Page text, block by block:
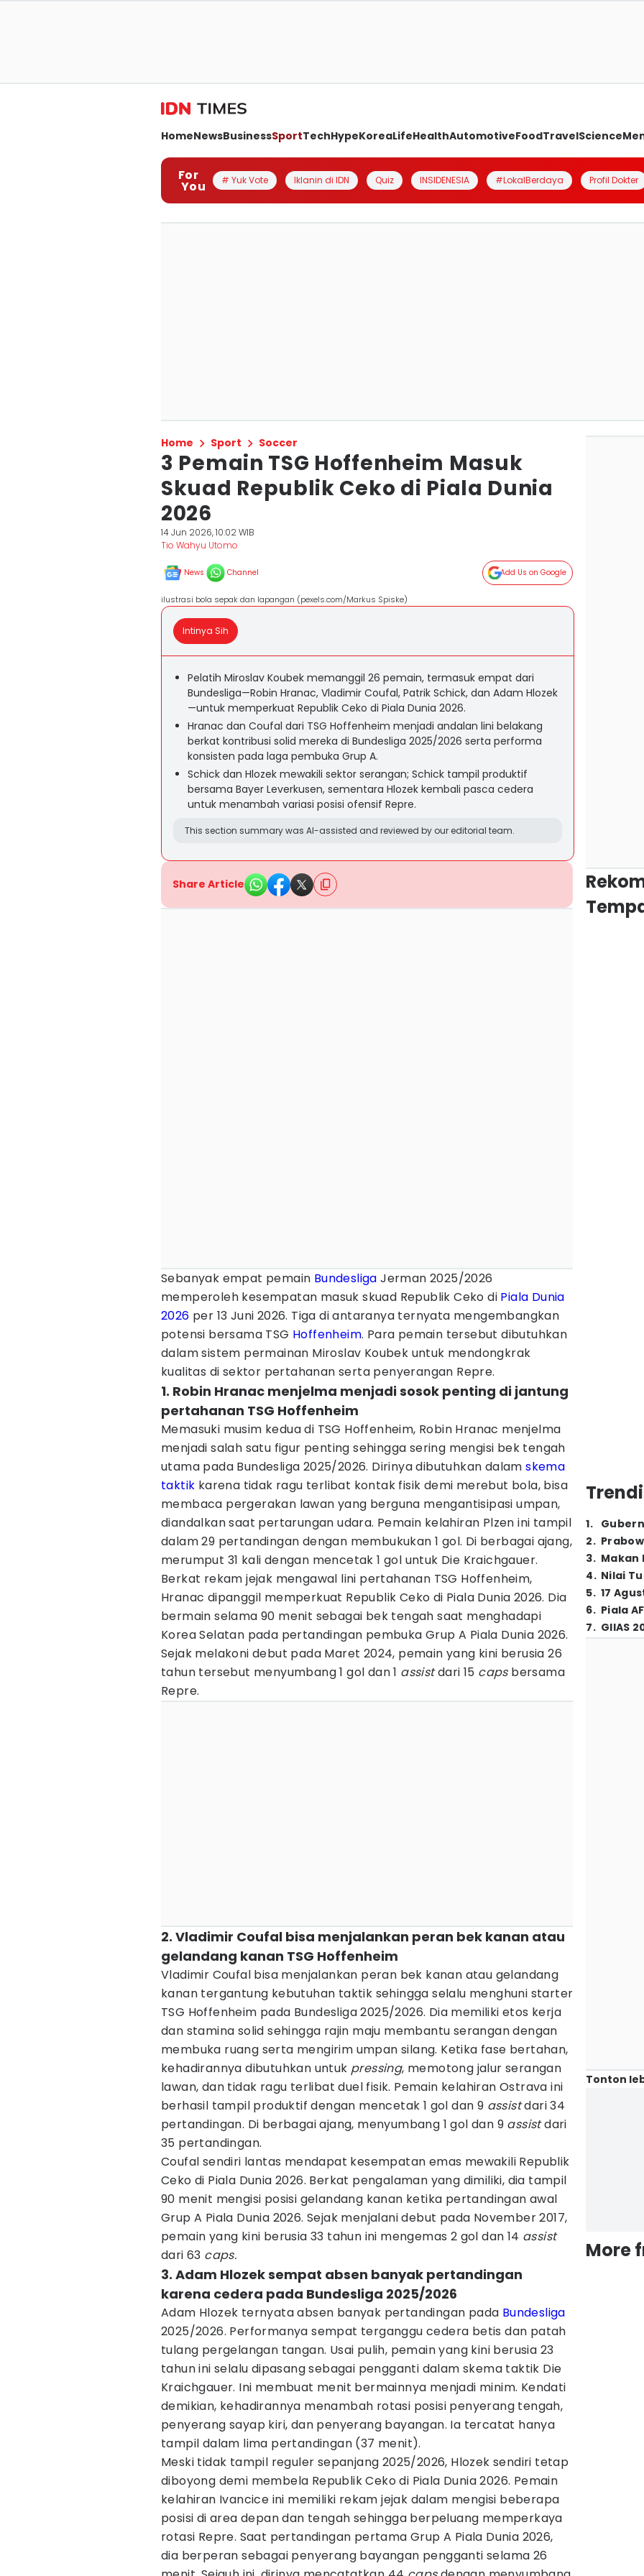
HomeNewsBusinessSportTechHypeKoreaLifeHealthAutomotiveFoodTravelScience
For
You # Yuk Vote Iklanin di IDN Quiz INSIDENESIA #LokalBerdaya Profil Dokter
Home Sport Soccer
3 Pemain TSG Hoffenheim Masuk
Skuad Republik Ceko di Piala Dunia
2026
14 Jun 2026, 10:02 WIB
Tio Wahyu Utomo
News Channel Add Us on Google
ilustrasi bola sepak dan lapangan (pexels.com/Markus Spiske)
Intinya Sih
Pelatih Miroslav Koubek memanggil 26 pemain, termasuk empat dari
Bundesliga—Robin Hranac, Vladimir Coufal, Patrik Schick, dan Adam Hlozek
—untuk memperkuat Republik Ceko di Piala Dunia 2026.
Hranac dan Coufal dari TSG Hoffenheim menjadi andalan lini belakang
berkat kontribusi solid mereka di Bundesliga 2025/2026 serta performa
konsisten pada laga pembuka Grup A.
Schick dan Hlozek mewakili sektor serangan; Schick tampil produktif
bersama Bayer Leverkusen, sementara Hlozek kembali pasca cedera
untuk menambah variasi posisi ofensif Repre.
This section summary was AI-assisted and reviewed by our editorial team.
Share Article
Sebanyak empat pemain Bundesliga Jerman 2025/2026
memperoleh kesempatan masuk skuad Republik Ceko di Piala Dunia
2026 per 13 Juni 2026. Tiga di antaranya ternyata mengembangkan
potensi bersama TSG Hoffenheim. Para pemain tersebut dibutuhkan
dalam sistem permainan Miroslav Koubek untuk mendongkrak
kualitas di sektor pertahanan serta penyerangan Repre.
1. Robin Hranac menjelma menjadi sosok penting di jantung
pertahanan TSG Hoffenheim
Memasuki musim kedua di TSG Hoffenheim, Robin Hranac menjelma
menjadi salah satu figur penting sehingga sering mengisi bek tengah
utama pada Bundesliga 2025/2026. Dirinya dibutuhkan dalamskema
taktik karena tidak ragu terlibat kontak fisik demi merebut bola, bisa
membaca pergerakan lawan yang berguna mengantisipasi umpan,
diandalkan saat pertarungan udara. Pemain kelahiran Plzen ini tampil
dalam 29 pertandingan dengan membukukan 1 gol. Di berbagai ajang,
merumput 31 kali dengan mencetak 1 gol untuk Die Kraichgauer.
Berkat rekam jejak mengawal lini pertahanan TSG Hoffenheim,
Hranac dipanggil memperkuat Republik Ceko di Piala Dunia 2026. Dia
bermain selama 90 menit sebagai bek tengah saat menghadapi
Korea Selatan pada pertandingan pembuka Grup A Piala Dunia 2026.
Sejak melakoni debut pada Maret 2024, pemain yang kini berusia 26
tahun tersebut menyumbang 1 gol dan 1 assistdari 15 caps bersama
Repre.
2. Vladimir Coufal bisa menjalankan peran bek kanan atau
gelandang kanan TSG Hoffenheim
Vladimir Coufal bisa menjalankan peran bek kanan atau gelandang
kanan tergantung kebutuhan taktik sehingga selalu menghuni starter
TSG Hoffenheim pada Bundesliga 2025/2026. Dia memiliki etos kerja
dan stamina solid sehingga rajin maju membantu serangan dengan
membuka ruang serta mengirim umpan silang. Ketika fase bertahan,
kehadirannya dibutuhkan untuk pressing, memotong jalur serangan
lawan, dan tidak ragu terlibat duel fisik. Pemain kelahiran Ostrava ini
berhasil tampil produktif dengan mencetak 1 gol dan 9 assistdari 34
pertandingan. Di berbagai ajang, menyumbang 1 gol dan 9 assistdari
35 pertandingan.
Coufal sendiri lantas mendapat kesempatan emas mewakili Republik
Ceko di Piala Dunia 2026. Berkat pengalaman yang dimiliki, dia tampil
90 menit mengisi posisi gelandang kanan ketika pertandingan awal
Grup A Piala Dunia 2026. Sejak menjalani debut pada November 2017,
pemain yang kini berusia 33 tahun ini mengemas 2 gol dan 14 assist
dari 63 caps.
3. Adam Hlozek sempat absen banyak pertandingan
karena cedera pada Bundesliga 2025/2026
Adam Hlozek ternyata absen banyak pertandingan pada Bundesliga
2025/2026. Performanya sempat terganggu cedera betis dan patah
tulang pergelangan tangan. Usai pulih, pemain yang kini berusia 23
tahun ini selalu dipasang sebagai pengganti dalam skema taktik Die
Kraichgauer. Ini membuat menit bermainnya menjadi minim. Kendati
demikian, kehadirannya menambah rotasi posisi penyerang tengah,
penyerang sayap kiri, dan penyerang bayangan. Ia tercatat hanya
tampil dalam lima pertandingan (37 menit).
Meski tidak tampil reguler sepanjang 2025/2026, Hlozek sendiri tetap
diboyong demi membela Republik Ceko di Piala Dunia 2026. Pemain
kelahiran Ivancice ini memiliki rekam jejak dalam mengisi beberapa
posisi di area depan dan tengah sehingga berpeluang memperkaya
rotasi Repre. Saat pertandingan pertama Grup A Piala Dunia 2026,
dia berperan sebagai penyerang bayangan pengganti selama 26
1.
2.
3. Makan
4. Nilai
5. 17
6. Piala
7. GIIAS
Tonton
More